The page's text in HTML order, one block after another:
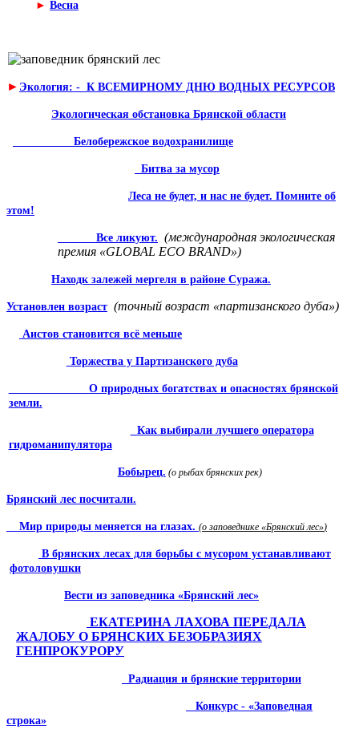
► Весна
► Экология: - К ВСЕМИРНОМУ ДНЮ ВОДНЫХ РЕСУРСОВ
Экологическая обстановка Брянской области
Белобережское водохра­нилище
Битва за мусор
Леса не будет, и нас не будет. Помните об
этом!
Все ликуют. (меж­дународная экологическая
премия «GLOBAL ECO BRAND»)
Находк залежей мергеля в районе Суража.
Установлен возраст (точный возраст «партизанс­кого дуба»)
Аистов становится всё меньше
Торжества у Партизанского дуба
О при­родных богатствах и опас­ностях брянской
земли.
Как выбирали лучшего оператора
гидроманипулятора
Бобырец. (о рыбах брянских рек)
Брянский лес посчитали.
Мир природы меняется на глазах. (о заповедни­ке «Брянский лес»)
В брянских лесах для борьбы с мусором устанавливают
фотоловушки
Вести из заповедника «Брянский лес»
ЕКАТЕРИНА ЛАХОВА ПЕРЕДАЛА
ЖАЛОБУ О БРЯНСКИХ БЕЗОБРАЗИЯХ
ГЕНПРОКУРОРУ
Радиация и брянские террито­рии
Конкурс - «Заповедная
строка»